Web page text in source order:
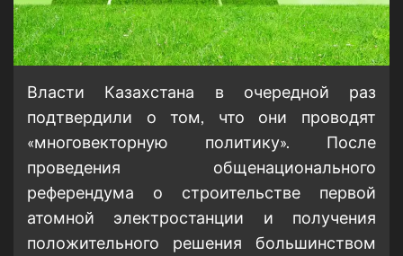
Власти Казахстана в очередной раз
подтвердили о том, что они проводят
«многовекторную политику». После
проведения общенационального
референдума о строительстве первой
атомной электростанции и получения
положительного решения большинством